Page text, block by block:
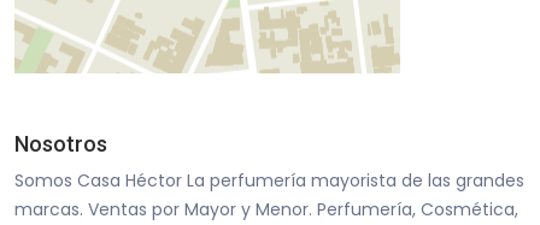
Nosotros
Somos Casa Héctor La perfumería mayorista de las grandes
marcas. Ventas por Mayor y Menor. Perfumería, Cosmética,